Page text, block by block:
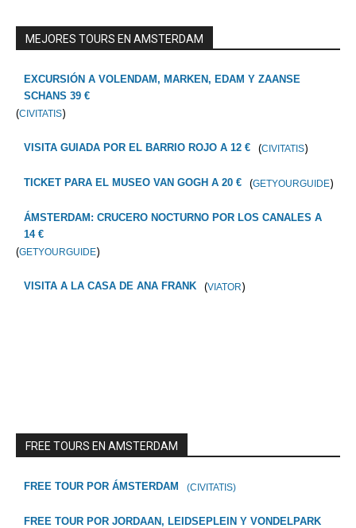
MEJORES TOURS EN AMSTERDAM
EXCURSIÓN A VOLENDAM, MARKEN, EDAM Y ZAANSE
SCHANS 39 €
(CIVITATIS)
VISITA GUIADA POR EL BARRIO ROJO A 12 € (CIVITATIS)
TICKET PARA EL MUSEO VAN GOGH A 20 € (GETYOURGUIDE)
ÁMSTERDAM: CRUCERO NOCTURNO POR LOS CANALES A
14 €
(GETYOURGUIDE)
VISITA A LA CASA DE ANA FRANK (VIATOR)
FREE TOURS EN AMSTERDAM
FREE TOUR POR ÁMSTERDAM (CIVITATIS)
FREE TOUR POR JORDAAN, LEIDSEPLEIN Y VONDELPARK